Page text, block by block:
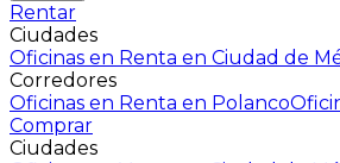
Rentar
Ciudades
Oficinas en Renta en Ciudad de
Corredores
Oficinas en Renta en Polanco
Comprar
Ciudades